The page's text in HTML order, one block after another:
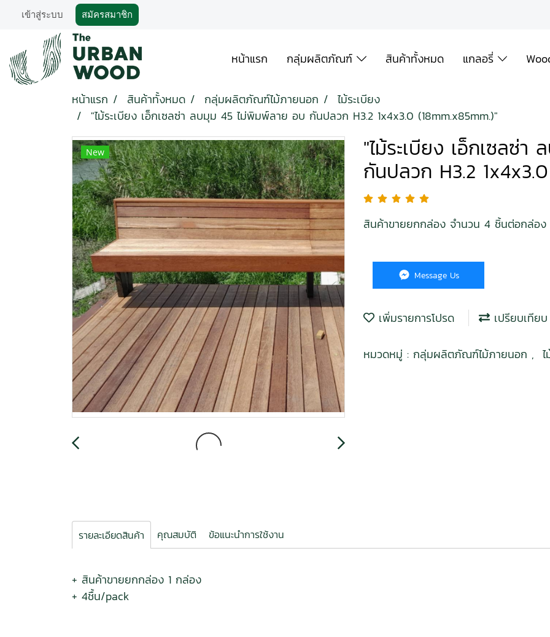
เข้าสู่ระบบ สมัครสมาชิก
หน้าแรก กลุ่มผลิตภัณฑ์ สินค้าทั้งหมด แกลอรี่
หน้าแรก สินค้าทั้งหมด กลุ่มผลิตภัณฑ์ไม้ภายนอก
ไม้ระเบียง
"ไม้ระเบียง เอ็กเซลซ่า ลบมุม 45 ไม่พิมพ์ลาย อบ กันปลวก H3.2 1x4x3.0 (18mm.x85mm.)"
New "ไม้ระเบียง เอ็กเซลซ่
กันปลวก H3.2
สินค้าขายยกกล่อง จำนวน 4 ชิ้นต่อกล่อง
Message Us
เพิ่มรายการโปรด เปรียบเทียบ
หมวดหมู่ : กลุ่มผลิตภัณฑ์ไม้ภายนอก ,
รายละเอียดสินค้า คุณสมบัติ ข้อแนะนำการใช้งาน
+ สินค้าขายยกกล่อง 1 กล่อง
+ 4ชื้น/pack